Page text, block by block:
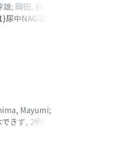
雄; 岡田, 耕市
Shigeto
中NAG活性, 尿
さなかった.2)血
Mayumi;
きず, 2例は上部
した